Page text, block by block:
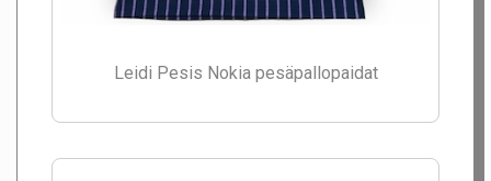
Leidi Pesis Nokia pesäpallopaidat